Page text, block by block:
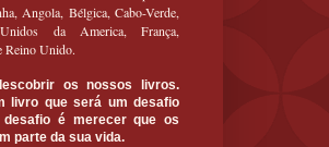
Angola, Bélgica, Cabo-Verde,
da America, França,
Reino Unido.
os nossos livros.
livro que será um desafio
é merecer que os
parte da sua vida.